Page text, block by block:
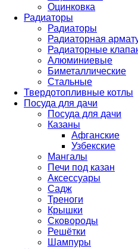
Оцинковка
Радиаторы
Радиаторы
Радиаторная
Радиаторные
Алюминиевые
Биметаллические
Стальные
Твердотопливные котлы
Посуда для дачи
Посуда для дачи
Казаны
Афганские
Узбекские
Мангалы
Печи под казан
Аксессуары
Садж
Треноги
Крышки
Сковороды
Решётки
Шампуры